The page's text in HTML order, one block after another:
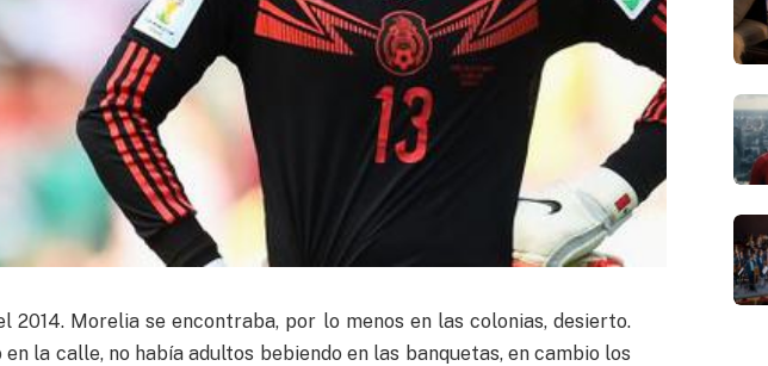
2014. Morelia se encontraba, por lo menos en las colonias, desierto.
en la calle, no había adultos bebiendo en las banquetas, en cambio los